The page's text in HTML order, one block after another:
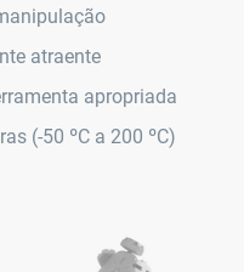
atraente
apropriada
(-50 ºC a 200 ºC)